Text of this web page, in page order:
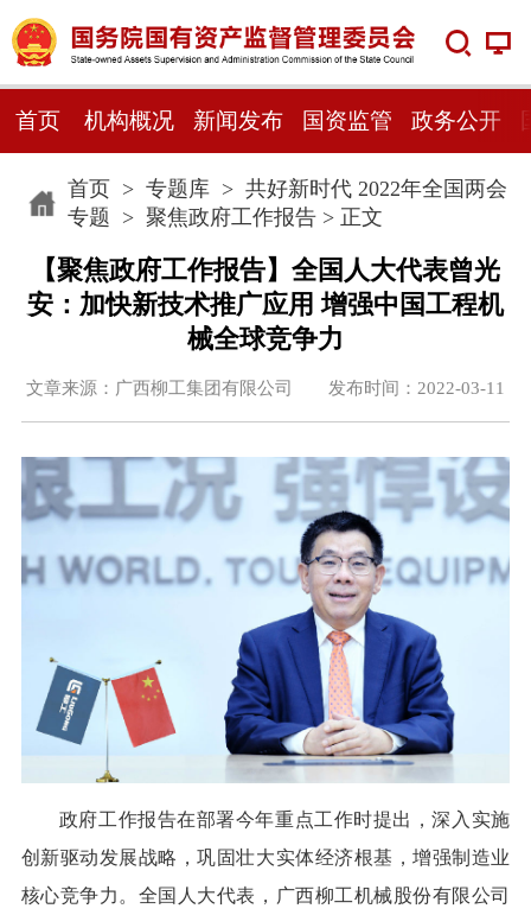
首页 机构概况 新闻发布 国资监管 政务公开
首页> 专题库> 共好新时代 2022年全国两会
专题 > 聚焦政府工作报告> 正文
【聚焦政府工作报告】全国人大代表曾光
安：加快新技术推广应用 增强中国工程机
械全球竞争力
文章来源：广西柳工集团有限公司 发布时间：2022-03-11
政府工作报告在部署今年重点工作时提出，深入实施
创新驱动发展战略，巩固壮大实体经济根基，增强制造业
核心竞争力。全国人大代表，广西柳工机械股份有限公司